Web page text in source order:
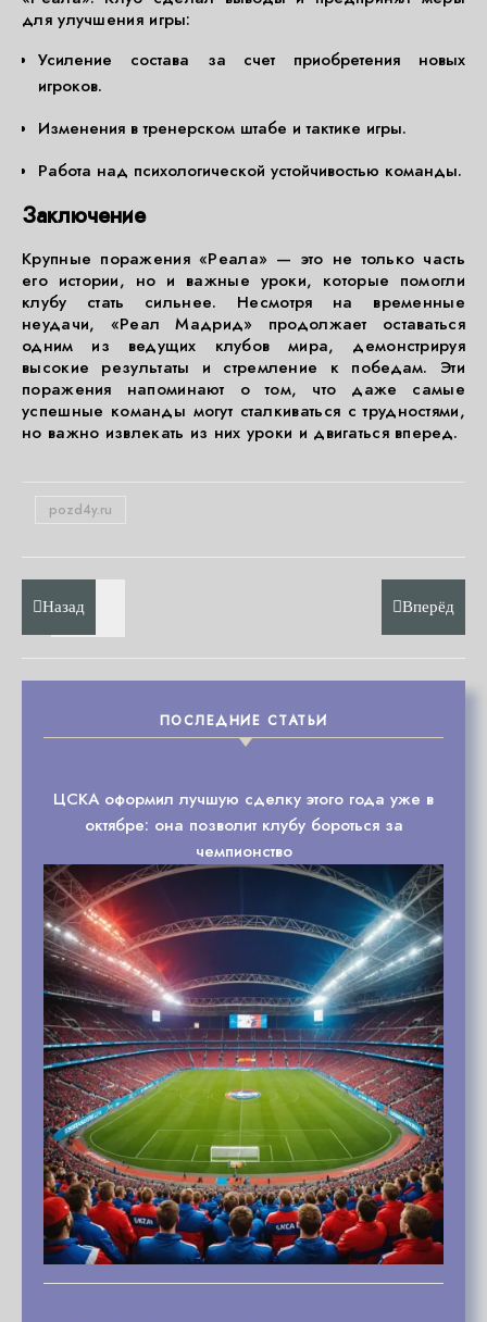
для улучшения игры:
Усиление состава за счет приобретения новых
игроков.
Изменения в тренерском штабе и тактике игры.
Работа над психологической устойчивостью команды.
Заключение
Крупные поражения «Реала» — это не только часть
его истории, но и важные уроки, которые помогли
клубу стать сильнее. Несмотря на временные
неудачи, «Реал Мадрид» продолжает оставаться
одним из ведущих клубов мира, демонстрируя
высокие результаты и стремление к победам. Эти
поражения напоминают о том, что даже самые
успешные команды могут сталкиваться с трудностями,
но важно извлекать из них уроки и двигаться вперед.
pozd4y.ru
Назад Вперёд
ПОСЛЕДНИЕ СТАТЬИ
ЦСКА оформил лучшую сделку этого года уже в
октябре: она позволит клубу бороться за
чемпионство